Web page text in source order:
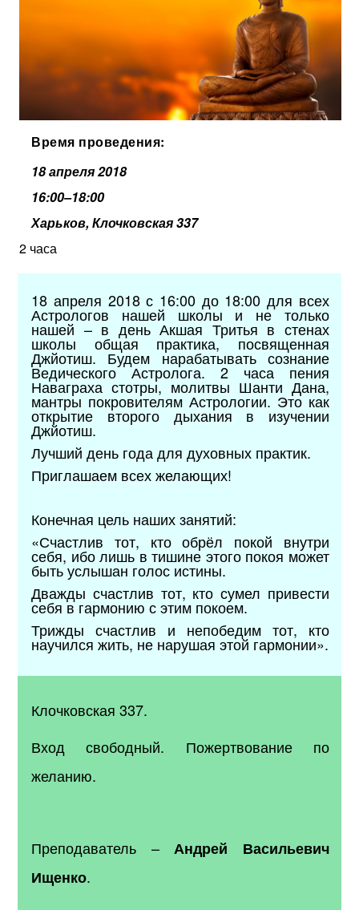
Время проведения:
18 апреля 2018
16:00–18:00
Харьков, Клочковская 337
2 часа
18 апреля 2018с 16:00 до 18:00 для всех
Астрологов нашей школы и не только
нашей – в день Акшая Тритья в стенах
школы общая практика, посвященная
Джйотиш. Будем нарабатывать сознание
Ведического Астролога. 2 часа пения
Наваграха стотры, молитвы Шанти Дана,
мантры покровителям Астрологии. Это как
открытие второго дыхания в изучении
Джйотиш.
Лучший день года для духовных практик.
Приглашаем всех желающих!
Конечная цель наших занятий:
«Счастлив тот, кто обрёл покой внутри
себя, ибо лишь в тишине этого покоя может
быть услышан голос истины.
Дважды счастлив тот, кто сумел привести
себя в гармонию с этим покоем.
Трижды счастлив и непобедим тот, кто
научился жить, не нарушая этой гармонии».
Клочковская 337.
Вход свободный. Пожертвование по
желанию.
Преподаватель – Андрей Васильевич
Ищенко.